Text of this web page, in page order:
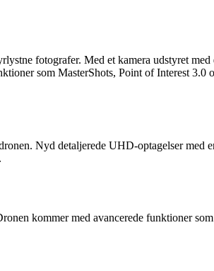
fotografer. Med et kamera udstyret
som MasterShots, Point of Interest
Nyd detaljerede UHD-optagelser
kommer med avancerede funktioner